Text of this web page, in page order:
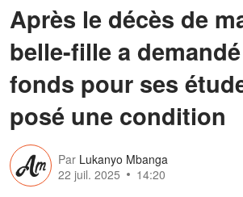
Après le décès de
belle-fille a
fonds pour ses
posé une condition
Par Lukanyo Mbanga
22 juil. 2025
14:20